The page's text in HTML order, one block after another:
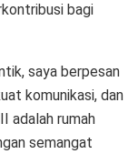
bagi
saya berpesan
komunikasi, dan
adalah rumah
semangat